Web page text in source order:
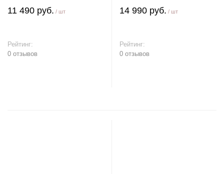
11 490 руб. / шт
Рейтинг:
0 отзывов
14 990 руб. / шт
Рейтинг:
0 отзывов